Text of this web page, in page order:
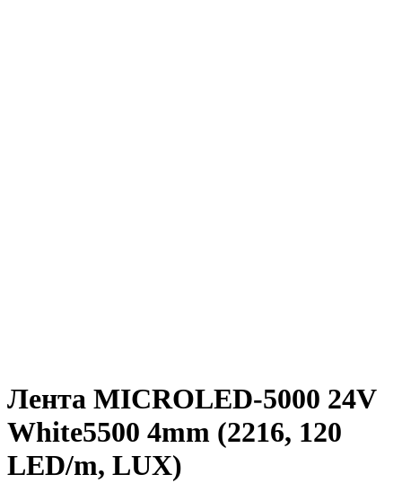
Лента MICROLED-5000 24V
White5500 4mm (2216, 120
LED/m, LUX)